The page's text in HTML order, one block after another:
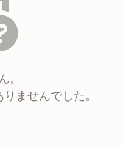
。
ませんでした。